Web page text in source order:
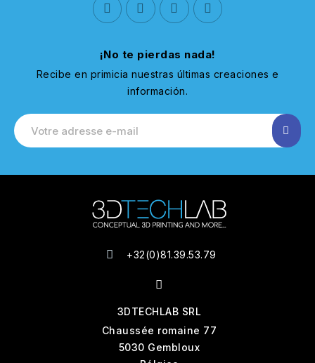
¡No te pierdas nada!
Recibe en primicia nuestras últimas creaciones e
información.
+32(0)81.39.53.79
3DTECHLAB SRL
Chaussée romaine 77
5030 Gembloux